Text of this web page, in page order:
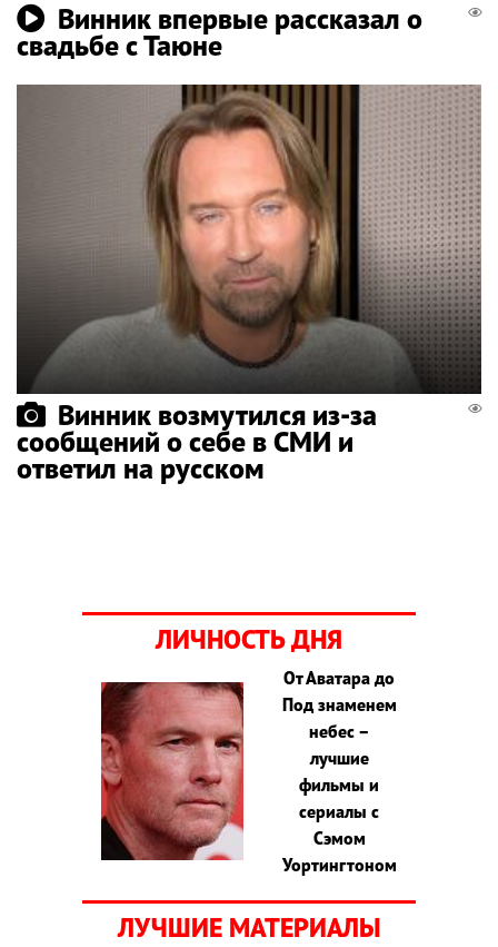
Винник впервые рассказал о
свадьбе с Таюне
Винник возмутился из-за
сообщений о себе в СМИ и
ответил на русском
ЛИЧНОСТЬ ДНЯ
От Аватара до
Под знаменем
небес –
лучшие
фильмы и
сериалы с
Сэмом
Уортингтоном
ЛУЧШИЕ МАТЕРИАЛЫ